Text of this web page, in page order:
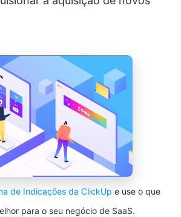
de Indicações da ClickUp e use o que
para o seu negócio de SaaS.